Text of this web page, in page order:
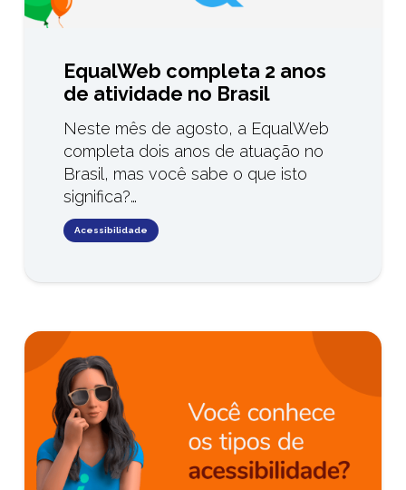
EqualWeb completa 2 anos
de atividade no Brasil
Neste mês de agosto, a EqualWeb
completa dois anos de atuação no
Brasil, mas você sabe o que isto
significa?…
Acessibilidade